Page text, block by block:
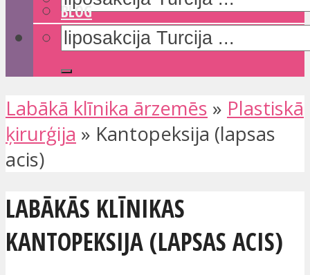
BLOG
Labākā klīnika ārzemēs » Plastiskā
ķirurģija » Kantopeksija (lapsas
acis)
LABĀKĀS KLĪNIKAS
KANTOPEKSIJA (LAPSAS ACIS)